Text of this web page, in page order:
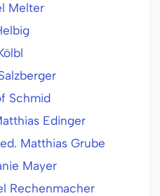
Melter
Schmid
Edinger
Matthias Grube
Mayer
Rechenmacher